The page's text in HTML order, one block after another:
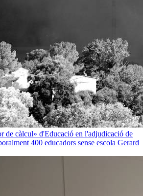
de càlcul» d'Educació en l'adjudicació de
400 educadors sense escola Gerard